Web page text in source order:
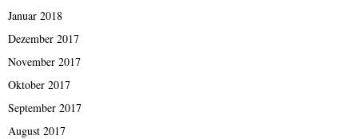
Januar 2018
Dezember 2017
November 2017
Oktober 2017
September 2017
August 2017